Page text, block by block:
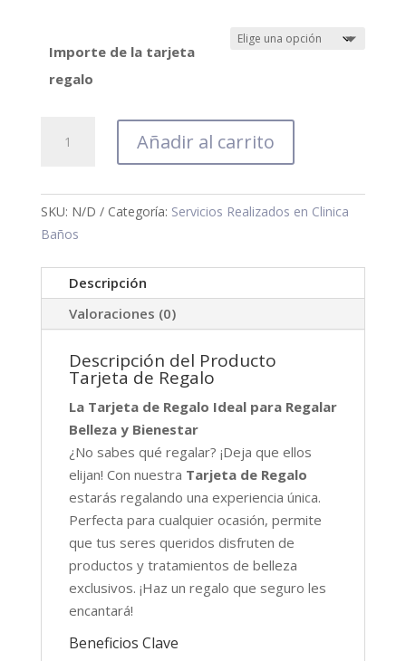
630,00 €
Importe de la tarjeta
regalo
Regalo
Añadir al carrito
SKU: N/D Categoría: Servicios Realizados en Clinica
Baños
Descripción
Valoraciones (0)
Descripción del Producto
Tarjeta de Regalo
La Tarjeta de Regalo Ideal para Regalar
Belleza y Bienestar
¿No sabes qué regalar? ¡Deja que ellos
elijan! Con nuestra Tarjeta de Regalo
estarás regalando una experiencia única.
Perfecta para cualquier ocasión, permite
que tus seres queridos disfruten de
productos y tratamientos de belleza
exclusivos. ¡Haz un regalo que seguro les
encantará!
Beneficios Clave